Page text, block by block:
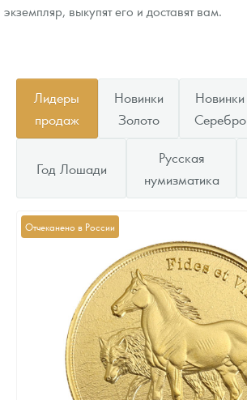
экземпляр, выкупят его и доставят вам.
Лидеры
продаж
Новинки
Золото
Новинки
Серебро
Год Лошади
Русская
нумизматика
Отчеканено в России